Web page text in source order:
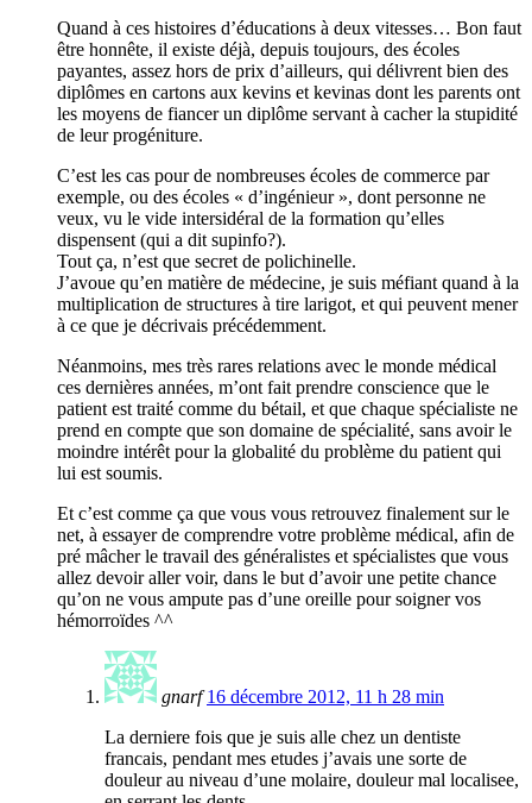
Quand à ces histoires d’éducations à deux vitesses… Bon faut
être honnête, il existe déjà, depuis toujours, des écoles
payantes, assez hors de prix d’ailleurs, qui délivrent bien des
diplômes en cartons aux kevins et kevinas dont les parents ont
les moyens de fiancer un diplôme servant à cacher la stupidité
de leur progéniture.
C’est les cas pour de nombreuses écoles de commerce par
exemple, ou des écoles « d’ingénieur », dont personne ne
veux, vu le vide intersidéral de la formation qu’elles
dispensent (qui a dit supinfo?).
Tout ça, n’est que secret de polichinelle.
J’avoue qu’en matière de médecine, je suis méfiant quand à la
multiplication de structures à tire larigot, et qui peuvent mener
à ce que je décrivais précédemment.
Néanmoins, mes très rares relations avec le monde médical
ces dernières années, m’ont fait prendre conscience que le
patient est traité comme du bétail, et que chaque spécialiste ne
prend en compte que son domaine de spécialité, sans avoir le
moindre intérêt pour la globalité du problème du patient qui
lui est soumis.
Et c’est comme ça que vous vous retrouvez finalement sur le
net, à essayer de comprendre votre problème médical, afin de
pré mâcher le travail des généralistes et spécialistes que vous
allez devoir aller voir, dans le but d’avoir une petite chance
qu’on ne vous ampute pas d’une oreille pour soigner vos
hémorroïdes ^^
gnarf 16 décembre 2012, 11 h 28 min
La derniere fois que je suis alle chez un dentiste
francais, pendant mes etudes j’avais une sorte de
douleur au niveau d’une molaire, douleur mal localisee,